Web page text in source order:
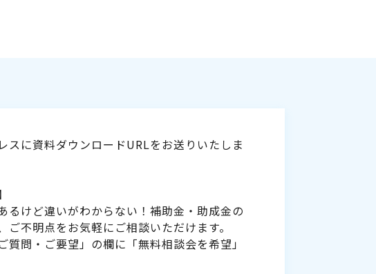
スに資料ダウンロードURLをお送りいたしま
るけど違いがわからない！補助金・助成金の
ご不明点をお気軽にご相談いただけます。
問・ご要望」の欄に「無料相談会を希望」